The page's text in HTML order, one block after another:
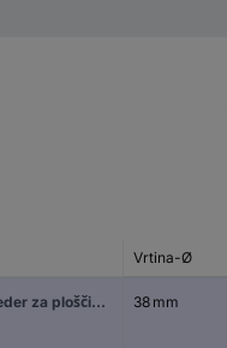
Vrtina-Ø
kwb HM Fliesenbohrer M14 38mm 500238 sveder za ploščice 38 mm Skupna dolžina 38 mm M14 1 kos 38 mm